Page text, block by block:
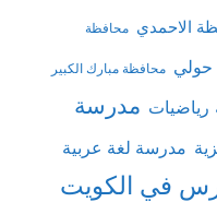
الاحمدي محافظة
حولي محافظة مبارك الكبير
مدرسة
مدرسة لغة عربية
في الكويت